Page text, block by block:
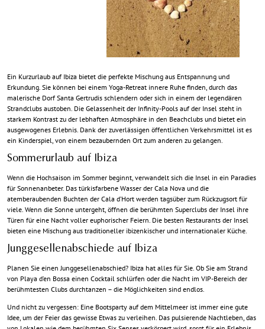
Ein Kurzurlaub auf Ibiza bietet die perfekte Mischung aus Entspannung und
Erkundung. Sie können bei einem Yoga-Retreat innere Ruhe finden, durch das
malerische Dorf Santa Gertrudis schlendern oder sich in einem der legendären
Strandclubs austoben. Die Gelassenheit der Infinity-Pools auf der Insel steht in
starkem Kontrast zu der lebhaften Atmosphäre in den Beachclubs und bietet ein
ausgewogenes Erlebnis. Dank der zuverlässigen öffentlichen Verkehrsmittel ist es
ein Kinderspiel, von einem bezaubernden Ort zum anderen zu gelangen.
Sommerurlaub auf Ibiza
Wenn die Hochsaison im Sommer beginnt, verwandelt sich die Insel in ein Paradies
für Sonnenanbeter. Das türkisfarbene Wasser der Cala Nova und die
atemberaubenden Buchten der Cala d’Hort werden tagsüber zum Rückzugsort für
viele. Wenn die Sonne untergeht, öffnen die berühmten Superclubs der Insel ihre
Türen für eine Nacht voller euphorischer Feiern. Die besten Restaurants der Insel
bieten eine Mischung aus traditioneller ibizenkischer und internationaler Küche.
Junggesellenabschiede auf Ibiza
Planen Sie einen Junggesellenabschied? Ibiza hat alles für Sie. Ob Sie am Strand
von Playa d’en Bossa einen Cocktail schlürfen oder die Nacht im VIP-Bereich der
berühmtesten Clubs durchtanzen – die Möglichkeiten sind endlos.
Und nicht zu vergessen: Eine Bootsparty auf dem Mittelmeer ist immer eine gute
Idee, um der Feier das gewisse Etwas zu verleihen. Das pulsierende Nachtleben, das